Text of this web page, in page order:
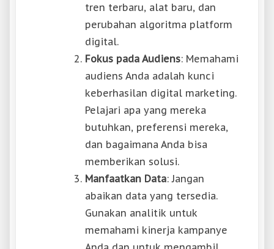
tren terbaru, alat baru, dan
perubahan algoritma platform
digital.
Fokus pada Audiens: Memahami
audiens Anda adalah kunci
keberhasilan digital marketing.
Pelajari apa yang mereka
butuhkan, preferensi mereka,
dan bagaimana Anda bisa
memberikan solusi.
Manfaatkan Data: Jangan
abaikan data yang tersedia.
Gunakan analitik untuk
memahami kinerja kampanye